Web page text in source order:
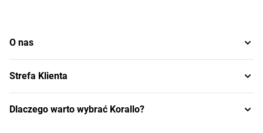
O nas
Strefa Klienta
Dlaczego warto wybrać Korallo?